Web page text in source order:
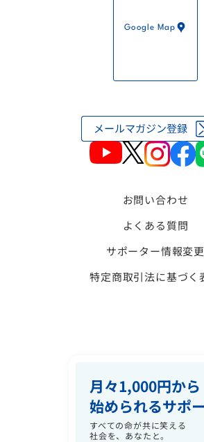
Google Map
お問い合わせ
よくある質問
サポーター情報変更
特定商取引法に基づく
月々1,000円から
始められるサポ
すべての命が共に笑える
社会を、あなたと。